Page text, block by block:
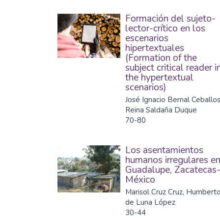
Formación del sujeto-
lector-crítico en los
escenarios
hipertextuales
(Formation of the
subject critical reader
the hypertextual
scenarios)
José Ignacio Bernal
Reina Saldaña Duque
70-80
Los asentamientos
humanos irregulares en
Guadalupe, Zacatecas-
México
Marisol Cruz Cruz, Humberto
de Luna López
30-44